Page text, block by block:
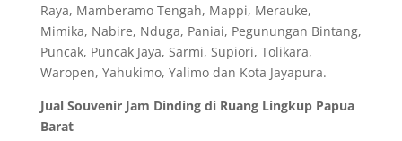
Raya, Mamberamo Tengah, Mappi, Merauke,
Mimika, Nabire, Nduga, Paniai, Pegunungan Bintang,
Puncak, Puncak Jaya, Sarmi, Supiori, Tolikara,
Waropen, Yahukimo, Yalimo dan Kota Jayapura.
Jual Souvenir Jam Dinding di Ruang Lingkup Papua
Barat